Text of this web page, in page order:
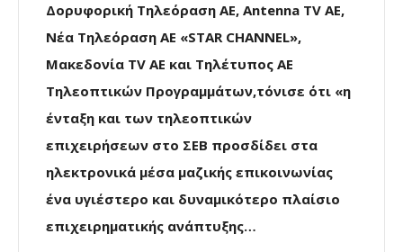
Δορυφορική Τηλεόραση ΑΕ, Antenna TV AE,
Νέα Τηλεόραση ΑΕ «STAR CHANNEL»,
Μακεδονία TV AE και Τηλέτυπος ΑΕ
Τηλεοπτικών Προγραμμάτων,τόνισε ότι «η
ένταξη και των τηλεοπτικών
επιχειρήσεων στο ΣΕΒ προσδίδει στα
ηλεκτρονικά μέσα μαζικής επικοινωνίας
ένα υγιέστερο και δυναμικότερο πλαίσιο
επιχειρηματικής ανάπτυξης…